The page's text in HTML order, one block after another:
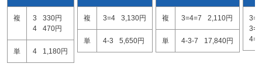
複 3
330円
4
470円
単 4 1,180円
複 3=4 3,130円
単 4-3 5,650円
複 3=4=7 2,110円
単 4-3-7 17,840円
3=4
3=7
4=7